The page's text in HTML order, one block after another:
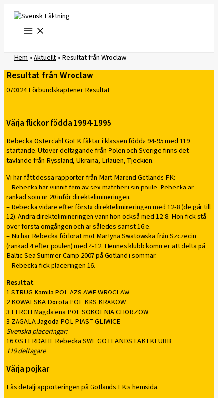
innehåll
Hem»Aktuellt»Resultat från Wroclaw
Resultat från Wroclaw
070324FörbundskaptenerResultat
Värja flickor födda 1994-1995
Rebecka Österdahl GoFK fäktar i klassen födda 94-95 med 119
startande. Utöver deltagande från Polen och Sverige finns det
tävlande från Ryssland, Ukraina, Litauen, Tjeckien.
Vi har fått dessa rapporter från Mart Marend Gotlands FK:
– Rebecka har vunnit fem av sex matcher i sin poule. Rebecka är
rankad som nr 20 inför direktelimineringen.
– Rebecka vidare efter första direktelimineringen med 12-8 (de går till
12). Andra direktelimineringen vann hon också med 12-8. Hon fick stå
över första omgången och är således sämst 16:e.
– Nu har Rebecka förlorat mot Martyna Swatowska från Szczecin
(rankad 4 efter poulen) med 4-12. Hennes klubb kommer att delta på
Baltic Sea Summer Camp 2007 på Gotland i sommar.
– Rebecka fick placeringen 16.
Resultat
1 STRUG Kamila POL AZS AWF WROCLAW
2 KOWALSKA Dorota POL KKS KRAKOW
3 LERCH Magdalena POL SOKOLNIA CHORZOW
3 ZAGALA Jagoda POL PIAST GLIWICE
Svenska placeringar:
16 ÖSTERDAHL Rebecka SWE GOTLANDS FÄKTKLUBB
119 deltagare
Värja pojkar
Läs detaljrapporteringen på Gotlands FK:shemsida.